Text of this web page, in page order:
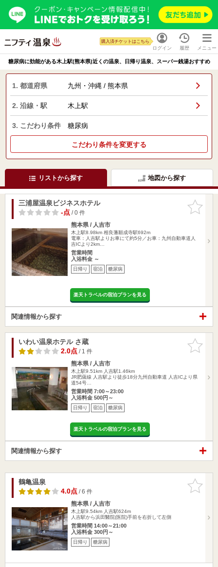
ログイン
購入済チケットはこちら
履歴 メニュー
糖尿病に効能がある木上駅(熊本県)近くの温泉、日帰り温泉、スーパー銭湯おすすめ
1. 都道府県 九州・沖縄 / 熊本県
2. 沿線・駅 木上駅
3. こだわり条件 糖尿病
こだわり条件を変更する
リストから探す 地図から探す
お気に入
りに追加
三浦屋温泉ビジネスホテル
-点/ 0 件
熊本県 / 人吉市
木上駅8.98km 相良藩願成寺駅692m
電車：人吉駅よりお車にて約5分／お車：九州自動車道人
吉ICより2km…
営業時間
入浴料金 ～
日帰り 宿泊 糖尿病
楽天トラベルの宿泊プランを見る
関連情報から探す
お気に入
りに追加
いわい温泉ホテル さ蔵
2.0点/ 1 件
熊本県 / 人吉市
木上駅9.51km 人吉駅1.46km
JR肥薩線 人吉駅より徒歩18分九州自動車道 人吉ICより県
道54号…
営業時間 7:00～23:00
入浴料金 500円～
日帰り 宿泊 糖尿病
楽天トラベルの宿泊プランを見る
関連情報から探す
お気に入
りに追加
鶴亀温泉
4.0点/ 6 件
熊本県 / 人吉市
木上駅9.54km 人吉駅624m
人吉駅から浜田醫院(医院)手前を右折して左側
営業時間 14:00～21:00
入浴料金 300円～
日帰り 糖尿病